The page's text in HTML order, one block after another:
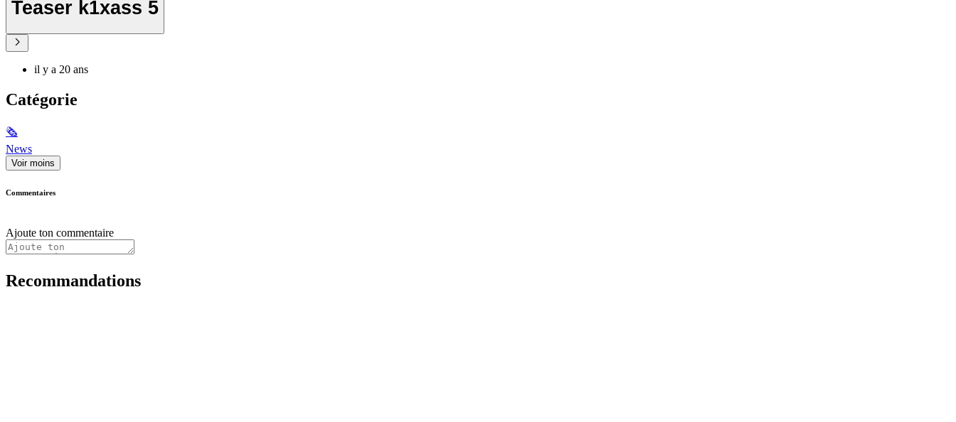
Teaser k1xass 5
il y a 20 ans
Catégorie
🗞
News
Voir moins
Commentaires
Ajoute ton commentaire
Recommandations